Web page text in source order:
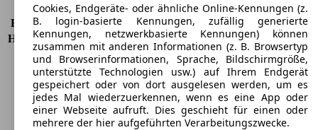
KW (PS)
100 kW (136 PS)
Beschleunigung (0-100 km/h) 11,4s
Höchstgeschwindigkeit (km/h) 195 km/h
Anzahl der Gänge
6
Drehmoment
320 nm
Hubraum
1598 ccm
Kraftstoff
Diesel
Zylinder
4
Cookies, Endgeräte- oder ähnliche Online-Kennungen (z.
B. login-basierte Kennungen, zufällig generierte
Kennungen, netzwerkbasierte Kennungen) können
zusammen mit anderen Informationen (z. B. Browsertyp
und Browserinformationen, Sprache, Bildschirmgröße,
unterstützte Technologien usw.) auf Ihrem Endgerät
gespeichert oder von dort ausgelesen werden, um es
jedes Mal wiederzuerkennen, wenn es eine App oder
einer Webseite aufruft. Dies geschieht für einen oder
mehrere der hier aufgeführten Verarbeitungszwecke.